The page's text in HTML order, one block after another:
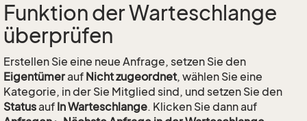
Funktion der Warteschlange
überprüfen
Erstellen Sie eine neue Anfrage, setzen Sie den
Eigentümerauf Nicht zugeordnet, wählen Sie eine
Kategorie, in der Sie Mitglied sind, und setzen Sie den
Statusauf In Warteschlange. Klicken Sie dann auf